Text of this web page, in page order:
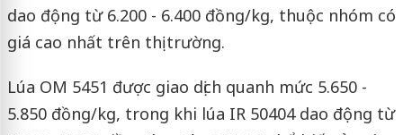
dao động từ 6.200 - 6.400 đồng/kg, thuộc nhóm có
giá cao nhất trên thị trường.
Lúa OM 5451 được giao dịch quanh mức 5.650 -
5.850 đồng/kg, trong khi lúa IR 50404 dao động từ